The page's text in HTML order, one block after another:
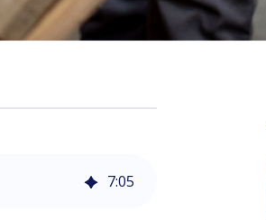
7:05